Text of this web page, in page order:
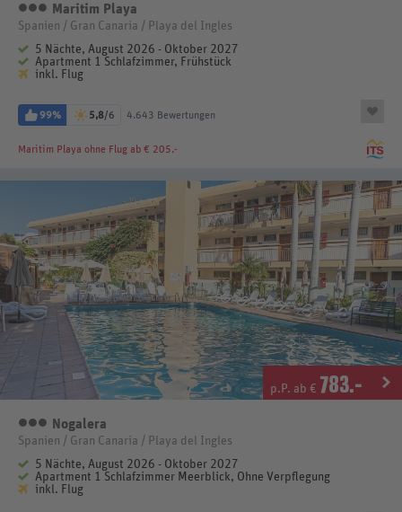
3 Sterne
Maritim Playa
Spanien / Gran Canaria / Playa del Ingles
5 Nächte, August 2026 - Oktober 2027
Apartment 1 Schlafzimmer, Frühstück
inkl. Flug
99% 5,8/6 4.643 Bewertungen
Maritim Playa ohne Flug ab € 205.-
p.P. ab € 783.-
3 Sterne
Nogalera
Spanien / Gran Canaria / Playa del Ingles
5 Nächte, August 2026 - Oktober 2027
Apartment 1 Schlafzimmer Meerblick, Ohne Verpflegung
inkl. Flug